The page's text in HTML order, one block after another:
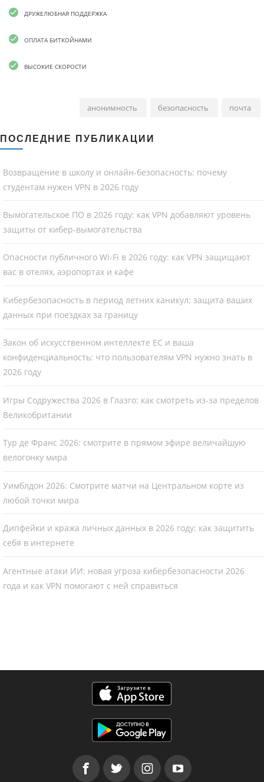
ДРУЖЕЛЮБНАЯ ПОДДЕРЖКА
ОПЛАТА БИТКОЙНАМИ
ВЫСОКИЕ СКОРОСТИ
анонимность безопасность почта
ПОСЛЕДНИЕ ПУБЛИКАЦИИ
Возвращение в школу и онлайн-безопасность: почему
студентам нужен VPN в 2026 году
Вымогательское ПО в 2026 году: как VPN добавляют уровень
защиты от кибер-вымогательства
Опасности публичного Wi-Fi в 2026 году: как VPN защищают
вас в отелях, аэропортах и кафе
Кибербезопасность в период летних каникул: защита ваших
данных при поездках за границу
Закон об искусственном интеллекте ЕС и ваша
конфиденциальность: что пользователям VPN нужно знать в
2026 году
Игры Содружества 2026 в Глазго: как смотреть из-за пределов
Великобритании
Тур де Франс 2026: смотрите в прямом эфире величайшую
велогонку мира
Уимблдон 2026: Смотрите матчи на Центральном корте из
любой точки мира
Дипфейки и кража личных данных в 2026 году: как защитить
себя в интернете
Агентные атаки ИИ: новая угроза кибербезопасности 2026
года и как VPN помогают с ней справиться